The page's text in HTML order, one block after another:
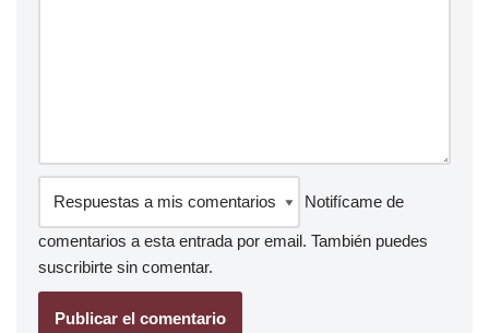
Notifícame de
comentarios a esta entrada por email. También puedes
suscribirte sin comentar.